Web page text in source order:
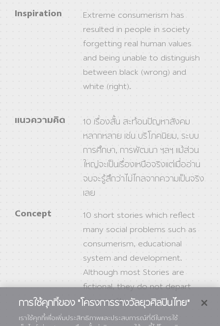
Inspiration
Extreme consumerism has
resulted in people in society
forgetting real human values
and being unable to distinguish
between black (wrong) and
white (right).
แนวความคิด
10 เรื่องสั้น สะท้อนปัญหาสังคม
หลากหลาย เช่น บริโภคนิยม, ระบบ
การศึกษา, การพัฒนา ฯลฯ แม้ส่วน
ใหญ่จะเป็นเรื่องเหนือจริงแต่เมื่ออ่าน
จบจะรู้สึกว่าไม่ไกลจากความเป็นจริง
เลย
Concept
10 short stories which reflect
many social problems such as
consumerism, educational
system and development.
Although most Stories are
fictional, they do not depart
from reality
การใช้คุกกี้ของ "โครงการรางวัลยุวศิลปินไทย"
เราใช้คุกกี้เพื่อเพิ่มประสิทธิภาพและประสบการณ์ที่ดีในการใช้